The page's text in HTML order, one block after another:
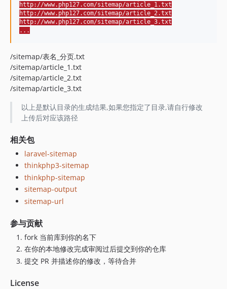
http://www.php127.com/sitemap/article_1.txt
http://www.php127.com/sitemap/article_2.txt
http://www.php127.com/sitemap/article_3.txt
...
/sitemap/表名_分页.txt
/sitemap/article_1.txt
/sitemap/article_2.txt
/sitemap/article_3.txt
以上是默认目录的生成结果,如果您指定了目录,请自行修改
上传后对应该路径
相关包
laravel-sitemap
thinkphp3-sitemap
thinkphp-sitemap
sitemap-output
sitemap-url
参与贡献
fork 当前库到你的名下
在你的本地修改完成审阅过后提交到你的仓库
提交 PR 并描述你的修改，等待合并
License